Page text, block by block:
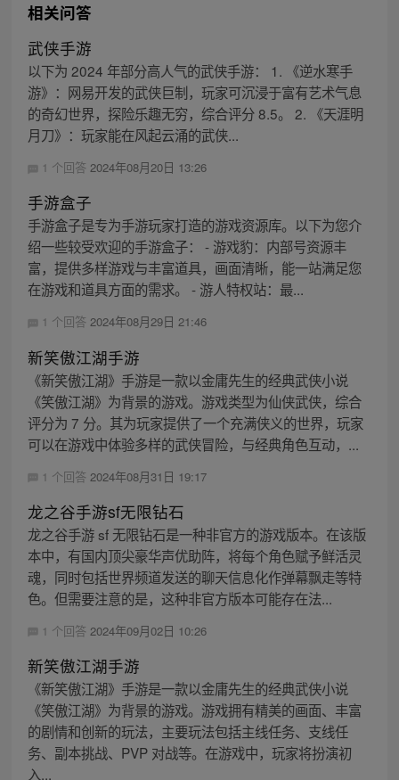
相关问答
武侠手游
以下为 2024 年部分高人气的武侠手游： 1. 《逆水寒手
游》：网易开发的武侠巨制，玩家可沉浸于富有艺术气息
的奇幻世界，探险乐趣无穷，综合评分 8.5。 2. 《天涯明
月刀》：玩家能在风起云涌的武侠...
1 个回答 2024年08月20日 13:26
手游盒子
手游盒子是专为手游玩家打造的游戏资源库。以下为您介
绍一些较受欢迎的手游盒子： - 游戏豹：内部号资源丰
富，提供多样游戏与丰富道具，画面清晰，能一站满足您
在游戏和道具方面的需求。 - 游人特权站：最...
1 个回答 2024年08月29日 21:46
新笑傲江湖手游
《新笑傲江湖》手游是一款以金庸先生的经典武侠小说
《笑傲江湖》为背景的游戏。游戏类型为仙侠武侠，综合
评分为 7 分。其为玩家提供了一个充满侠义的世界，玩家
可以在游戏中体验多样的武侠冒险，与经典角色互动，...
1 个回答 2024年08月31日 19:17
龙之谷手游sf无限钻石
龙之谷手游 sf 无限钻石是一种非官方的游戏版本。在该版
本中，有国内顶尖豪华声优助阵，将每个角色赋予鲜活灵
魂，同时包括世界频道发送的聊天信息化作弹幕飘走等特
色。但需要注意的是，这种非官方版本可能存在法...
1 个回答 2024年09月02日 10:26
新笑傲江湖手游
《新笑傲江湖》手游是一款以金庸先生的经典武侠小说
《笑傲江湖》为背景的游戏。游戏拥有精美的画面、丰富
的剧情和创新的玩法，主要玩法包括主线任务、支线任
务、副本挑战、PVP 对战等。在游戏中，玩家将扮演初
入...